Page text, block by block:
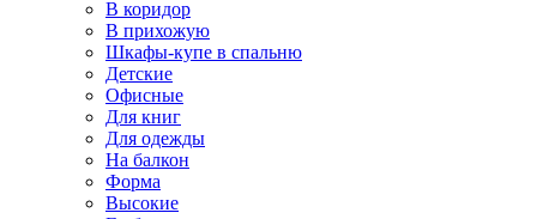
В коридор
В прихожую
Шкафы-купе в спальню
Детские
Офисные
Для книг
Для одежды
На балкон
Форма
Высокие